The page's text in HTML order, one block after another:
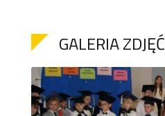
GALERIA ZDJĘĆ